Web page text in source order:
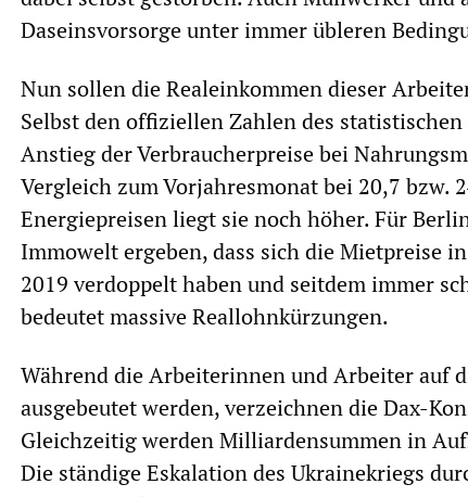
Daseinsvorsorge unter immer übleren
Nun sollen die Realeinkommen dieser
Selbst den offiziellen Zahlen des
Anstieg der Verbraucherpreise bei
Vergleich zum Vorjahresmonat bei 20,7 bzw.
Energiepreisen liegt sie noch höher. Für
Immowelt ergeben, dass sich die Mietpreise
2019 verdoppelt haben und seitdem immer
bedeutet massive Reallohnkürzungen.
Während die Arbeiterinnen und Arbeiter auf
ausgebeutet werden, verzeichnen die Dax-
Gleichzeitig werden Milliardensummen in
Die ständige Eskalation des Ukrainekriegs